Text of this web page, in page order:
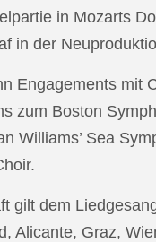
in Mozarts
in der
Engagements mit
zum Boston
Williams’ Sea
gilt dem
Alicante, Graz,